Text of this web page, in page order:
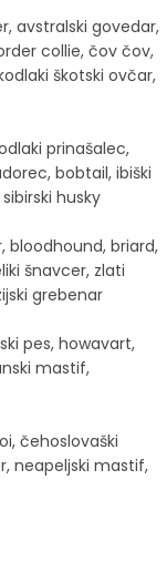
avstralski govedar,
collie, čov čov,
škotski ovčar,
prinašalec,
bobtail, ibiški
husky
bloodhound, briard,
šnavcer, zlati
grebenar
pes, howavart,
mastif,
čehoslovaški
neapeljski mastif,